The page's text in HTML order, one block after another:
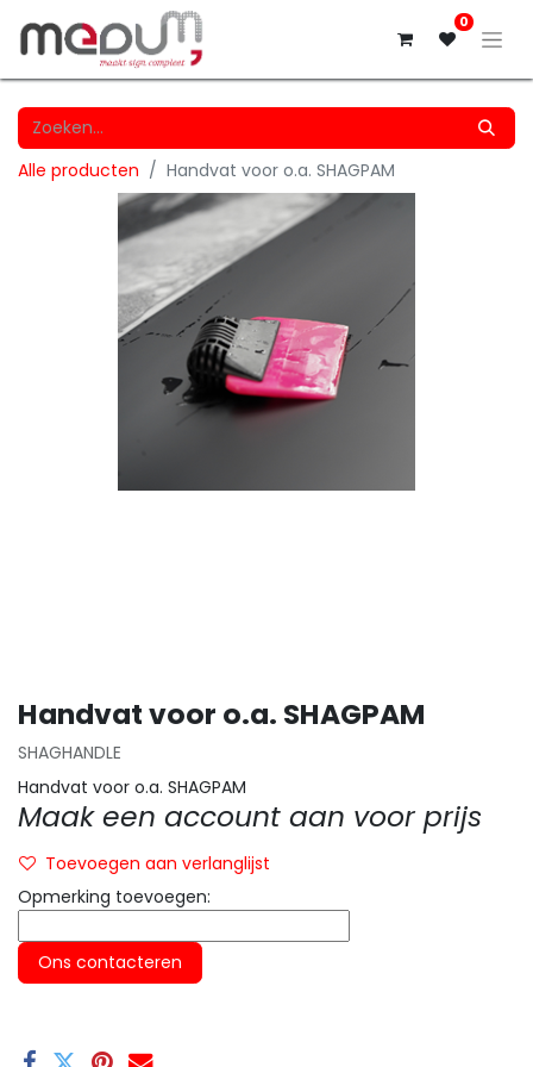
0
Alle producten Handvat voor o.a. SHAGPAM
Handvat voor o.a. SHAGPAM
SHAGHANDLE
Handvat voor o.a. SHAGPAM
Maak een account aan voor prijs
Toevoegen aan verlanglijst
Opmerking toevoegen:
Ons contacteren